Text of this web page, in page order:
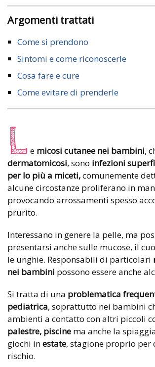
Argomenti trattati
Come si prendono
Sintomi e come riconoscerle
Cosa fare e cure
Come evitare di prenderle
L e micosi cutanee nei bambini,
dermatomicosi, sono infezioni
per lo più a miceti,comunemente
alcune circostanze proliferano in
provocando arrossamenti spesso
prurito.
Interessano in genere la pelle, ma
presentarsi anche sulle mucose, il
le unghie. Responsabili di particolari
nei bambini possono essere anche
Si tratta di una problematica
pediatrica, soprattutto nei bambini
ambienti a contatto con altri piccoli
palestre, piscine ma anche la
giochi inestate, stagione proprio per
rischio.